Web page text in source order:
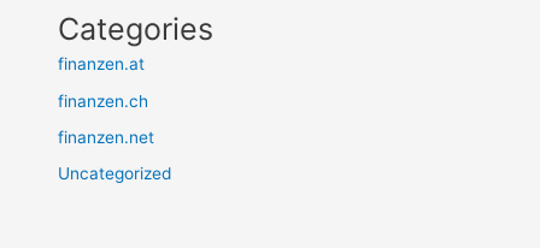
Categories
finanzen.at
finanzen.ch
finanzen.net
Uncategorized